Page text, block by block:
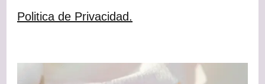
Politica de Privacidad.